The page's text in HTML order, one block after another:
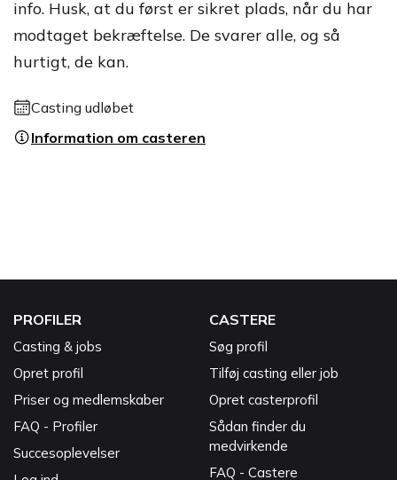
info. Husk, at du først er sikret plads, når du har
modtaget bekræftelse. De svarer alle, og så
hurtigt, de kan.
Casting udløbet
Information om casteren
PROFILER
Casting & jobs
Opret profil
Priser og medlemskaber
FAQ - Profiler
Succesoplevelser
CASTERE
Søg profil
Tilføj casting eller job
Opret casterprofil
Sådan finder du
medvirkende
FAQ - Castere